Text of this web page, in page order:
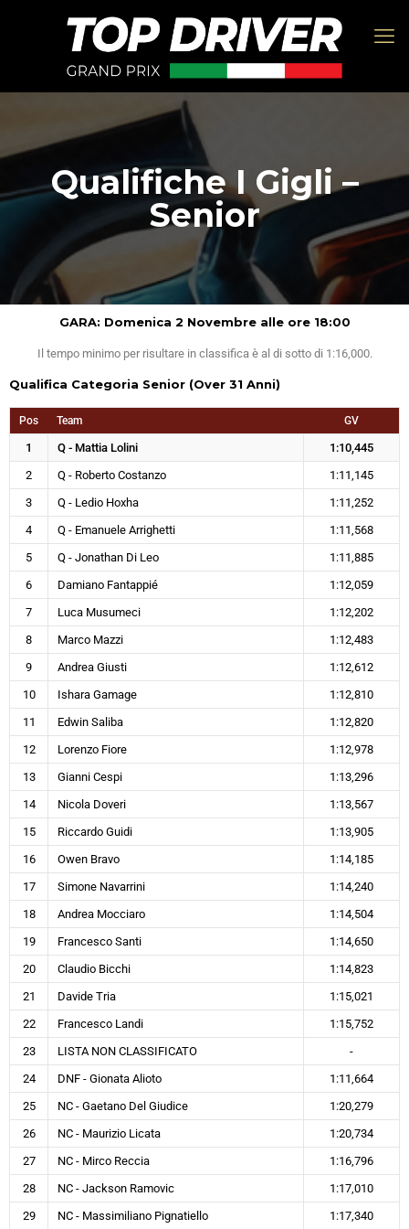
Qualifiche I Gigli –
Senior
GARA: Domenica 2 Novembre alle ore 18:00
Il tempo minimo per risultare in classifica è al di sotto di 1:16,000.
Qualifica Categoria Senior (Over 31 Anni)
Pos Team GV
1 Q - Mattia Lolini
1:10,445
2
Q - Roberto Costanzo
1:11,145
3
Q - Ledio Hoxha
1:11,252
4
Q - Emanuele Arrighetti
1:11,568
5
Q - Jonathan Di Leo
1:11,885
6
Damiano Fantappié
1:12,059
7
Luca Musumeci
1:12,202
8
Marco Mazzi
1:12,483
9
Andrea Giusti
1:12,612
10
Ishara Gamage
1:12,810
11
Edwin Saliba
1:12,820
12
Lorenzo Fiore
1:12,978
13
Gianni Cespi
1:13,296
14
Nicola Doveri
1:13,567
15
Riccardo Guidi
1:13,905
16
Owen Bravo
1:14,185
17
Simone Navarrini
1:14,240
18
Andrea Mocciaro
1:14,504
19
Francesco Santi
1:14,650
20
Claudio Bicchi
1:14,823
21
Davide Tria
1:15,021
22
Francesco Landi
1:15,752
23
LISTA NON CLASSIFICATO
-
24
DNF - Gionata Alioto
1:11,664
25
NC - Gaetano Del Giudice
1:20,279
26
NC - Maurizio Licata
1:20,734
27
NC - Mirco Reccia
1:16,796
28
NC - Jackson Ramovic
1:17,010
29
NC - Massimiliano Pignatiello 1:17,340